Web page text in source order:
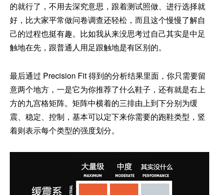
的就行了，不用去深究意思，跟着测试照做、进行选择就
好，比大家平常做问卷调查还轻松，而且这个慢慢了解自
己的过程也挺有趣。比如我从来没思考过自己其实是中足
触地在先，跟普通人用足跟触地是有区别的。
最后通过 Precision Fit 得到的分析结果里面，你只需要留
意两个地方，一是它为你推荐了什么鞋子，还有就是右上
方的九宫格矩阵。矩阵中横着的三排由上到下分别为缓
震、稳定、控制，基本可以定下来你需要的跑鞋类型，竖
着则表示每个类型的强度划分。